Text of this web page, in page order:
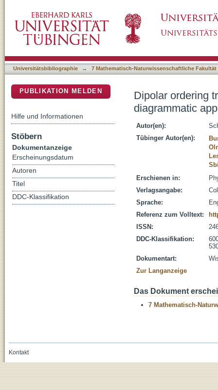
equilibrium quantum spins
Universitätsbibliographie → 7 Mathematisch-Naturwissenschaftliche Fakultät
Dipolar ordering
diagrammatic
Autor(en):
Tübinger Autor(en):
Erschienen in:
Verlagsangabe:
Sprache:
Referenz zum Volltext:
ISSN:
DDC-Klassifikation:
Dokumentart:
Zur Langanzeige
Das Dokument
7 Mathematisch-
PUBLIKATION MELDEN
Hilfe und Informationen
Stöbern
Dokumentanzeige
Erscheinungsdatum
Autoren
Titel
DDC-Klassifikation
Kontakt